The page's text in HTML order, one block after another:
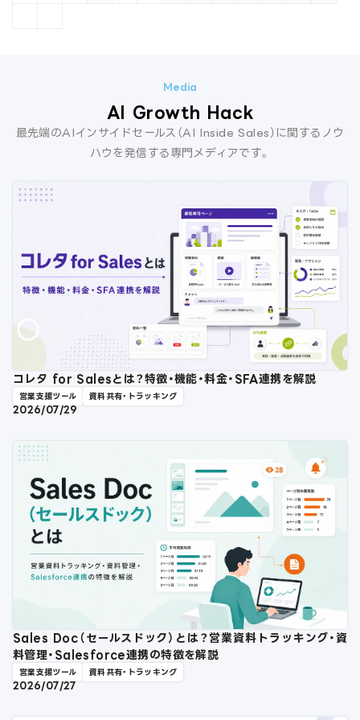
AI Growth Hack
最先端のAIインサイドセールス（AI Inside Sales）に関するノウ
ハウを発信する専門メディアです。
コレタ for Salesとは？特徴・機能・料金・SFA連携を解説
営業支援ツール 資料共有・トラッキング
2026/07/29
Sales Doc（セールスドック）とは？営業資料トラッキング・資
料管理・Salesforce連携の特徴を解説
営業支援ツール 資料共有・トラッキング
2026/07/27